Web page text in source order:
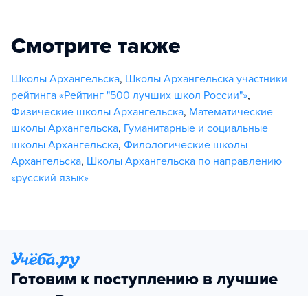
Смотрите также
Школы Архангельска, Школы Архангельска участники
рейтинга «Рейтинг "500 лучших школ России"»,
Физические школы Архангельска, Математические
школы Архангельска, Гуманитарные и социальные
школы Архангельска, Филологические школы
Архангельска, Школы Архангельска по направлению
«русский язык»
Готовим к поступлению в лучшие